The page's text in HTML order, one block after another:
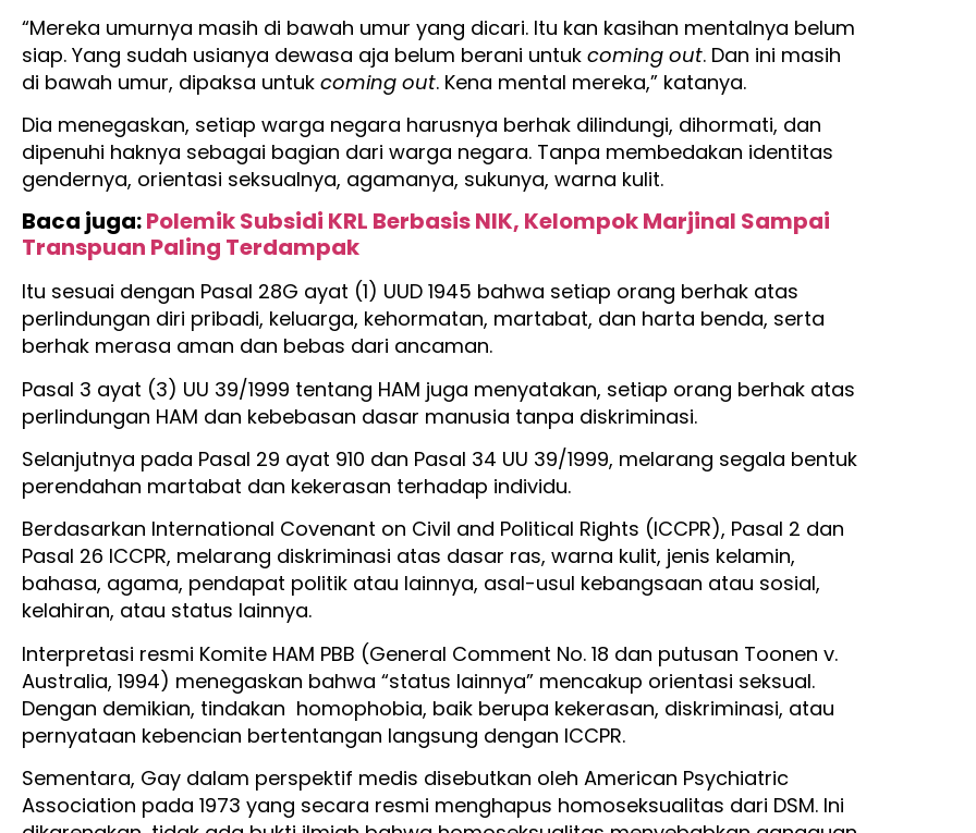
“Mereka umurnya masih di bawah umur yang dicari. Itu kan kasihan mentalnya belum
siap. Yang sudah usianya dewasa aja belum berani untuk coming out. Dan ini masih
di bawah umur, dipaksa untuk coming out. Kena mental mereka,” katanya.
Dia menegaskan, setiap warga negara harusnya berhak dilindungi, dihormati, dan
dipenuhi haknya sebagai bagian dari warga negara. Tanpa membedakan identitas
gendernya, orientasi seksualnya, agamanya, sukunya, warna kulit.
Baca juga:Polemik Subsidi KRL Berbasis NIK, Kelompok Marjinal Sampai
Transpuan Paling Terdampak
Itu sesuai dengan Pasal 28G ayat (1) UUD 1945 bahwa setiap orang berhak atas
perlindungan diri pribadi, keluarga, kehormatan, martabat, dan harta benda, serta
berhak merasa aman dan bebas dari ancaman.
Pasal 3 ayat (3) UU 39/1999 tentang HAM juga menyatakan, setiap orang berhak atas
perlindungan HAM dan kebebasan dasar manusia tanpa diskriminasi.
Selanjutnya pada Pasal 29 ayat 910 dan Pasal 34 UU 39/1999, melarang segala bentuk
perendahan martabat dan kekerasan terhadap individu.
Berdasarkan International Covenant on Civil and Political Rights (ICCPR), Pasal 2 dan
Pasal 26 ICCPR, melarang diskriminasi atas dasar ras, warna kulit, jenis kelamin,
bahasa, agama, pendapat politik atau lainnya, asal-usul kebangsaan atau sosial,
kelahiran, atau status lainnya.
Interpretasi resmi Komite HAM PBB (General Comment No. 18 dan putusan Toonen v.
Australia, 1994) menegaskan bahwa “status lainnya” mencakup orientasi seksual.
Dengan demikian, tindakan homophobia, baik berupa kekerasan, diskriminasi, atau
pernyataan kebencian bertentangan langsung dengan ICCPR.
Sementara, Gay dalam perspektif medis disebutkan oleh American Psychiatric
Association pada 1973 yang secara resmi menghapus homoseksualitas dari DSM. Ini